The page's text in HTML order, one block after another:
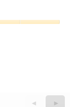
Précédent
◄ ►